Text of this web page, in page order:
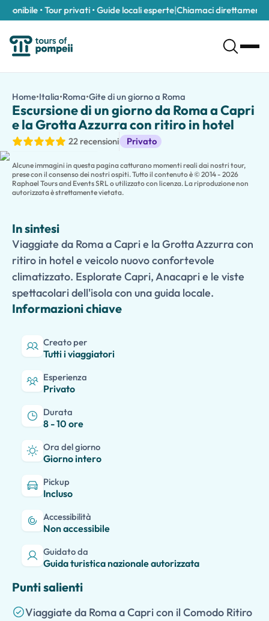
• Tour privati • Guide locali esperte|Chiamaci direttamente al
/it/tour/escursione-di-un-giorno-da-roma-a-capri-e-la-
Viaggiate da Roma a Capri e la Grotta Azzurra con ritiro in
Scappate dal trambusto di Roma e scoprite la bellezza di una
Accompagnati da una guida locale esperta, esplorate i punti
Godetevi il tempo libero per passeggiare sull'isola, fare
Perfetto per coppie, famiglie e piccoli gruppi, questa
Home•Italia•Roma•Gite di un giorno a Roma
Escursione di un giorno da Roma a Capri
e la Grotta Azzurra con ritiro in hotel
22 recensioni Privato
Gite di un giorno
Alcune immagini in questa pagina catturano momenti reali dai nostri tour,
prese con il consenso dei nostri ospiti. Tutto il contenuto è © 2014 - 2026
Raphael Tours and Events SRL o utilizzato con licenza. La riproduzione non
autorizzata è strettamente vietata.
In sintesi
Viaggiate da Roma a Capri e la Grotta Azzurra con
ritiro in hotel e veicolo nuovo confortevole
climatizzato. Esplorate Capri, Anacapri e le viste
spettacolari dell'isola con una guida locale.
Informazioni chiave
Creato per
Tutti i viaggiatori
Esperienza
Privato
Durata
8 - 10 ore
Ora del giorno
Giorno intero
Pickup
Incluso
Accessibilità
Non accessibile
Guidato da
Guida turistica nazionale autorizzata
Punti salienti
Viaggiate da Roma a Capri con il Comodo Ritiro